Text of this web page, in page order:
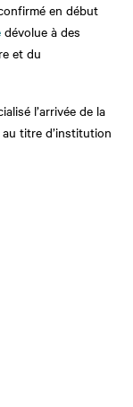
en début
dévolue à des
et du
l’arrivée de la
titre d’institution